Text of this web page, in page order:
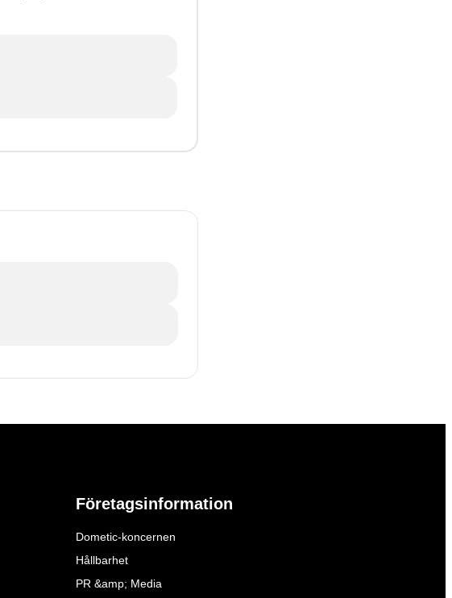
Företagsinformation
Dometic-koncernen
Hållbarhet
PR &amp; Media